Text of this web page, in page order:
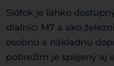
Siófok je ľahko
diaľnici M7 a ako
osobnú a nákladnú
pobrežím je spojený aj